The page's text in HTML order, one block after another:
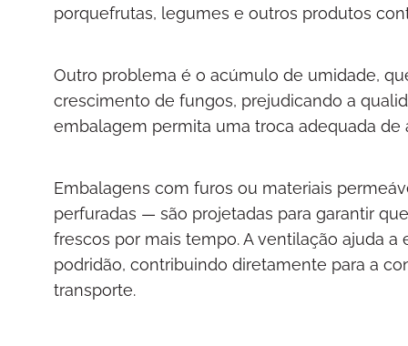
porquefrutas, legumes e outros produtos
Outro problema é o acúmulo de umidade,
crescimento de fungos, prejudicando a
embalagem permita uma troca adequada de
Embalagens com furos ou materiais
perfuradas — são projetadas para garantir
frescos por mais tempo. A ventilação ajuda
podridão, contribuindo diretamente para a
transporte.